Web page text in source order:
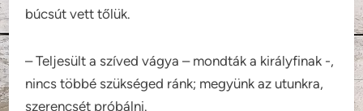
búcsút vett tőlük.
– Teljesült a szíved vágya – mondták a királyfinak -,
nincs többé szükséged ránk; megyünk az utunkra,
szerencsét próbálni.